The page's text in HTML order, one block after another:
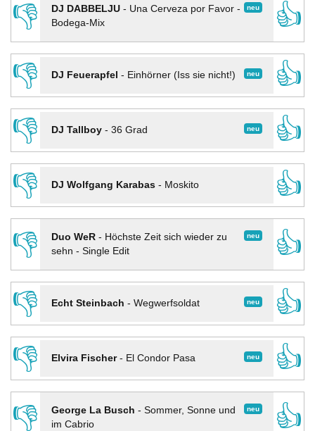
👎
neu
DJ DABBELJU- Una Cerveza por Favor -
Bodega-Mix
👍
👎
neu
DJ Feuerapfel - Einhörner (Iss sie nicht!)
👍
👎
neu
DJ Tallboy- 36 Grad
👍
👎
DJ Wolfgang Karabas- Moskito
👍
👎
neu
Duo WeR- Höchste Zeit sich wieder zu
sehn - Single Edit
👍
👎
neu
Echt Steinbach - Wegwerfsoldat
👍
👎
neu
Elvira Fischer- El Condor Pasa
👍
👎
neu
George La Busch - Sommer, Sonne und
im Cabrio
👍